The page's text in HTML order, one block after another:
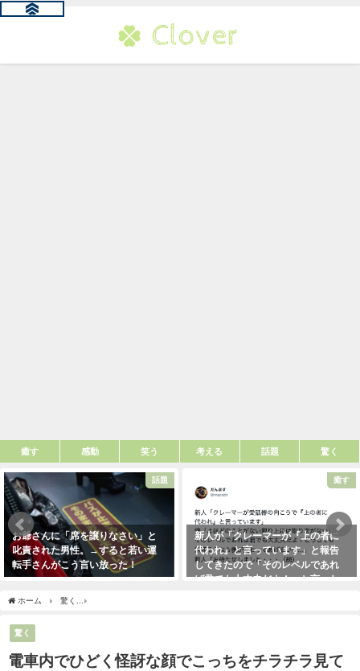
癒す 感動 笑う 考える 話題 驚く
話題
お爺さんに「席を譲りなさい」と
叱責された男性。→すると若い運
転手さんがこう言い放った！
癒す
新人が「クレーマーが『上の者に
代われ』と言っています」と報告
してきたので「そのレベルであれ
ば君でも大丈夫だよ！」と言った
ホーム 驚く
驚く
電車内でひどく怪訝な顔でこっちをチラチラ見て